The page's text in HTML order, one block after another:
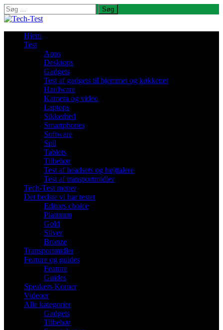
Søg
efter:
Hjem
Test
Apps
Desktops
Gadgets
Test af gadgets til hjemmet og køkkenet
Hardware
Kamera og video
Laptops
Sikkerhed
Smartphones
Software
Spil
Tablets
Tilbehør
Test af headsets og højttalere
Test af transportmidler
Tech-Test mener
Det bedste vi har testet
Editors choice
Platinum
Gold
Silver
Bronze
Transportmidler
Feature og guides
Feature
Guides
Speakers Korner
Videoer
Alle kategorier
Gadgets
Tilbehør